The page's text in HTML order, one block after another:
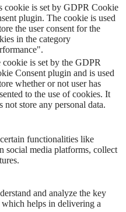
cookie is set by GDPR Cookie
plugin. The cookie is used
the user consent for the
in the category
cookie is set by the GDPR
Consent plugin and is used
whether or not user has
to the use of cookies. It
not store any personal data.
functionalities like
social media platforms, collect
and analyze the key
helps in delivering a